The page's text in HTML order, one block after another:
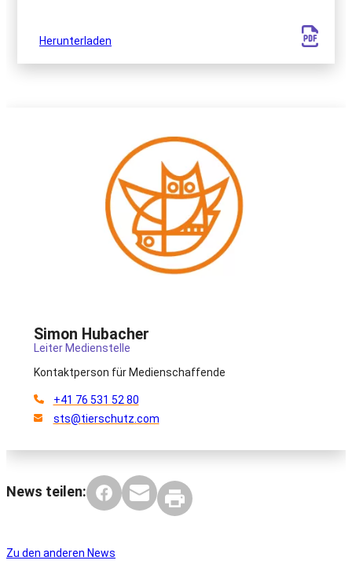
Herunterladen
Simon Hubacher
Leiter Medienstelle
Kontaktperson für Medienschaffende
+41 76 531 52 80
sts@tierschutz.com
News teilen:
Zu den anderen News